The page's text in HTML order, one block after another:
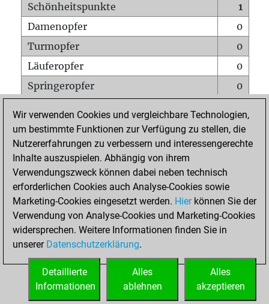
Schönheitspunkte
1
Damenopfer
0
Turmopfer
0
Läuferopfer
0
Springeropfer
0
Matt auf vollem Brett
0
Bauer setzt Matt
0
Erstickte Matts
Unterverwandlungen
Türme auf der siebten
0
STARTSEITE
Wir verwenden Cookies und vergleichbare Technologien,
um bestimmte Funktionen zur Verfügung zu stellen, die
Nutzererfahrungen zu verbessern und interessengerechte
Inhalte auszuspielen. Abhängig von ihrem
Verwendungszweck können dabei neben technisch
erforderlichen Cookies auch Analyse-Cookies sowie
Marketing-Cookies eingesetzt werden. Hierkönnen Sie der
Verwendung von Analyse-Cookies und Marketing-Cookies
widersprechen. Weitere Informationen finden Sie in
unserer Datenschutzerklärung.
Alles
akzeptieren
Alles
ablehnen
Detaillierte
Informationen